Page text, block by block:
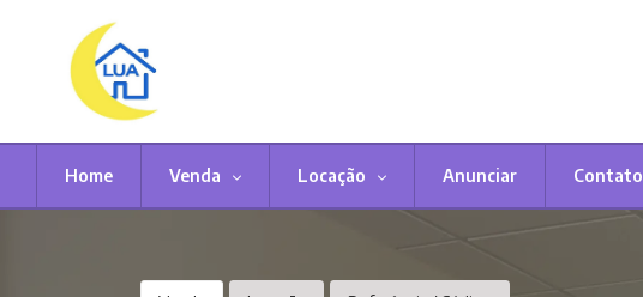
Home Venda Locação Anunciar Contato